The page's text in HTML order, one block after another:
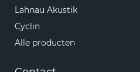
Lahnau Akustik
Cyclin
Alle producten